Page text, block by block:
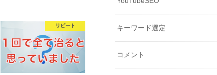
リピート キーワード選定
コメント